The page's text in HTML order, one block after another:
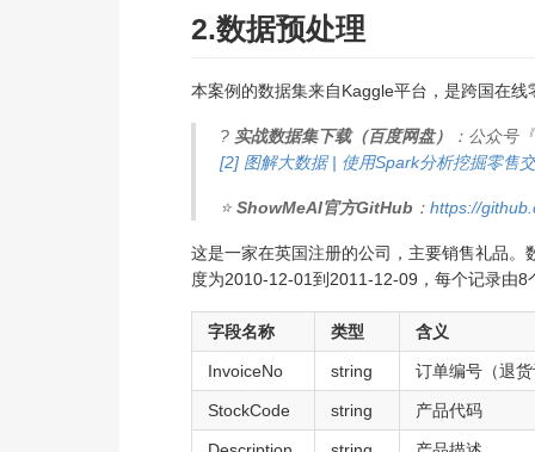
2.数据预处理
本案例的数据集来自Kaggle平台，是跨国在
? 实战数据集下载（百度网盘）
：公众号
[2] 图解大数据 | 使用Spark分析挖掘零售
⭐ ShowMeAI官方GitHub ： https://
这是一家在英国注册的公司，主要销售礼品。
度为2010-12-01到2011-12-09，每个记录由
字段名称 类型 含义
InvoiceNo string 订单编号（退
StockCode string 产品代码